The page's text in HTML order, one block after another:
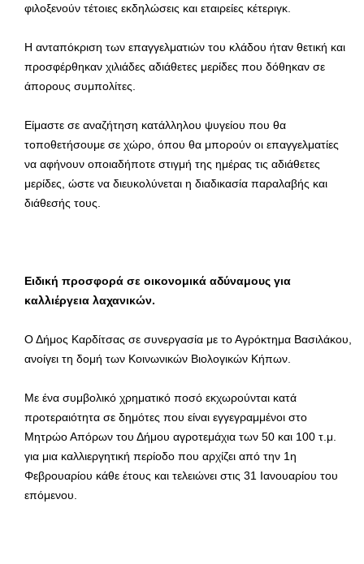
φιλοξενούν τέτοιες εκδηλώσεις και εταιρείες κέτεριγκ.
Η ανταπόκριση των επαγγελματιών του κλάδου ήταν θετική και
προσφέρθηκαν χιλιάδες αδιάθετες μερίδες που δόθηκαν σε
άπορους συμπολίτες.
Είμαστε σε αναζήτηση κατάλληλου ψυγείου που θα
τοποθετήσουμε σε χώρο, όπου θα μπορούν οι επαγγελματίες
να αφήνουν οποιαδήποτε στιγμή της ημέρας τις αδιάθετες
μερίδες, ώστε να διευκολύνεται η διαδικασία παραλαβής και
διάθεσής τους.
Ειδική προσφορά σε οικονομικά αδύναμους για
καλλιέργεια λαχανικών.
Ο Δήμος Καρδίτσας σε συνεργασία με το Αγρόκτημα Βασιλάκου,
ανοίγει τη δομή των Κοινωνικών Βιολογικών Κήπων.
Με ένα συμβολικό χρηματικό ποσό εκχωρούνται κατά
προτεραιότητα σε δημότες που είναι εγγεγραμμένοι στο
Μητρώο Απόρων του Δήμου αγροτεμάχια των 50 και 100 τ.μ.
για μια καλλιεργητική περίοδο που αρχίζει από την 1η
Φεβρουαρίου κάθε έτους και τελειώνει στις 31 Ιανουαρίου του
επόμενου.